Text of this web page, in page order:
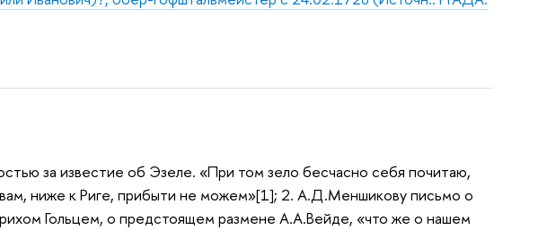
за известие об Эзеле. «При том зело бесчасно себя почитаю,
ниже к Риге, прибыти не можем»[1]; 2. А.Д.Меншикову письмо о
Гольцем, о предстоящем размене А.А.Вейде, «что же о нашем